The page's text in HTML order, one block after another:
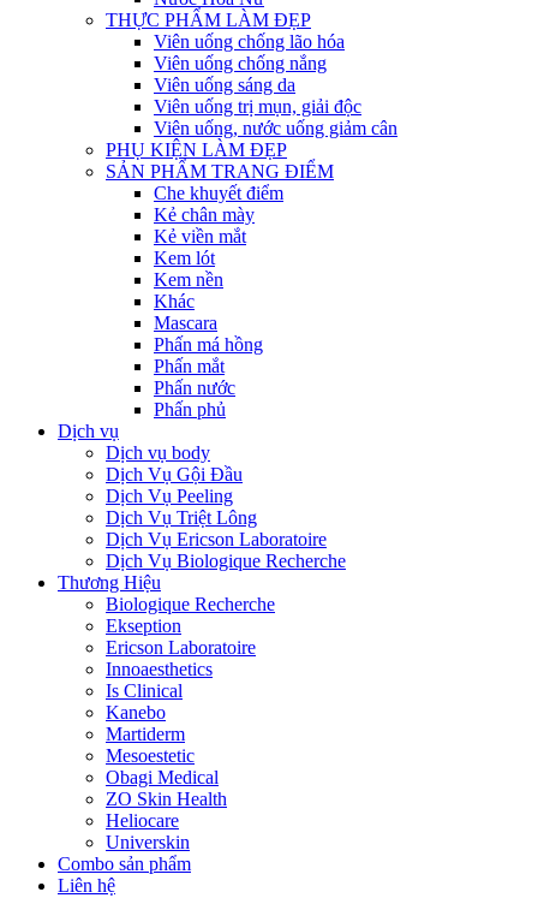
THỰC PHẨM LÀM ĐẸP
Viên uống chống lão hóa
Viên uống chống nắng
Viên uống sáng da
Viên uống trị mụn, giải độc
Viên uống, nước uống giảm cân
PHỤ KIỆN LÀM ĐẸP
SẢN PHẨM TRANG ĐIỂM
Che khuyết điểm
Kẻ chân mày
Kẻ viền mắt
Kem lót
Kem nền
Khác
Mascara
Phấn má hồng
Phấn mắt
Phấn nước
Phấn phủ
Dịch vụ
Dịch vụ body
Dịch Vụ Gội Đầu
Dịch Vụ Peeling
Dịch Vụ Triệt Lông
Dịch Vụ Ericson Laboratoire
Dịch Vụ Biologique Recherche
Thương Hiệu
Biologique Recherche
Ekseption
Ericson Laboratoire
Innoaesthetics
Is Clinical
Kanebo
Martiderm
Mesoestetic
Obagi Medical
ZO Skin Health
Heliocare
Universkin
Combo sản phẩm
Liên hệ